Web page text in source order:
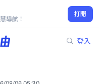
導航！
打開
登入